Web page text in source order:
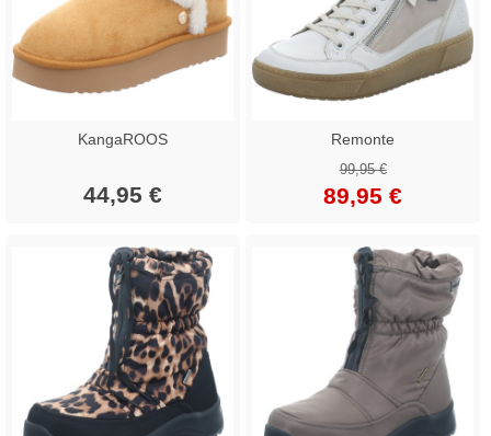
KangaROOS
44,95 €
Remonte
99,95 €
89,95 €